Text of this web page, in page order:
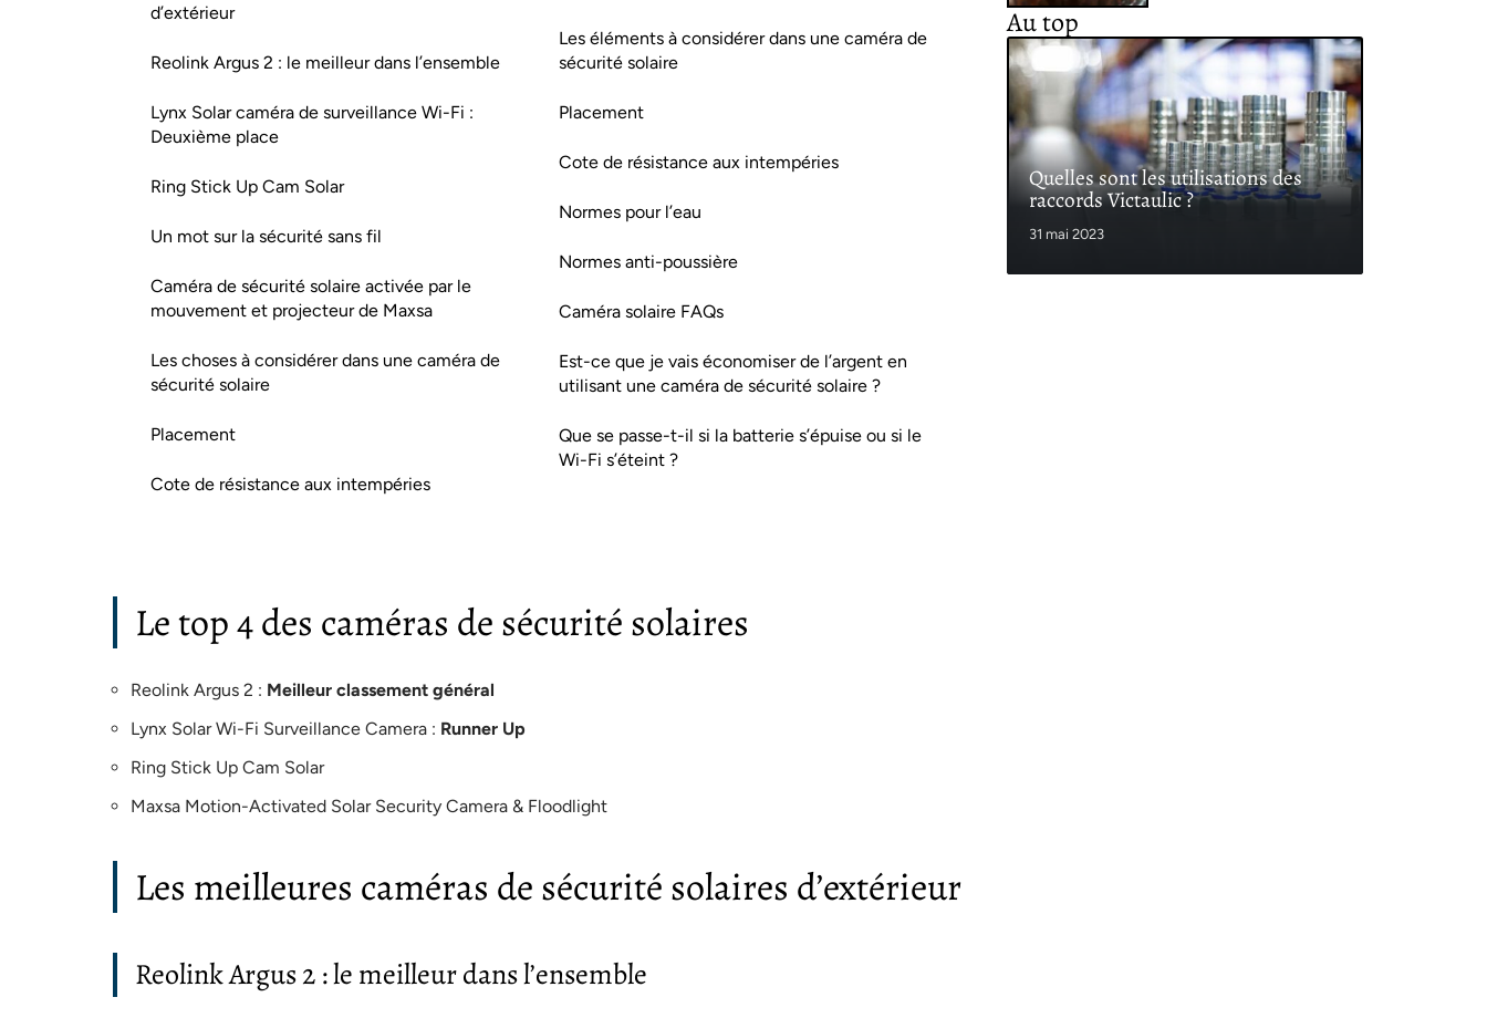
d’extérieur
Reolink Argus 2 : le meilleur dans l’ensemble
Lynx Solar caméra de surveillance Wi-Fi :
Deuxième place
Ring Stick Up Cam Solar
Un mot sur la sécurité sans fil
Caméra de sécurité solaire activée par le
mouvement et projecteur de Maxsa
Les choses à considérer dans une caméra de
sécurité solaire
Placement
Cote de résistance aux intempéries
Les éléments à considérer dans une caméra de
sécurité solaire
Placement
Cote de résistance aux intempéries
Normes pour l’eau
Normes anti-poussière
Caméra solaire FAQs
Est-ce que je vais économiser de l’argent en
utilisant une caméra de sécurité solaire ?
Que se passe-t-il si la batterie s’épuise ou si le
Wi-Fi s’éteint ?
Le top 4 des caméras de sécurité solaires
Reolink Argus 2 : Meilleur classement général
Lynx Solar Wi-Fi Surveillance Camera : Runner Up
Ring Stick Up Cam Solar
Maxsa Motion-Activated Solar Security Camera & Floodlight
Les meilleures caméras de sécurité solaires d’extérieur
Reolink Argus 2 : le meilleur dans l’ensemble
Au top
Quelles sont les utilisations des
raccords Victaulic ?
31 mai 2023